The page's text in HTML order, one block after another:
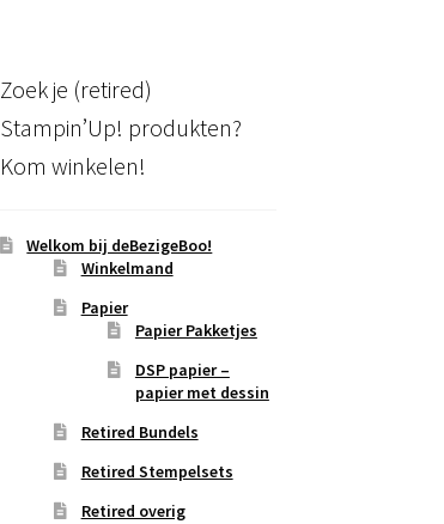
Zoek je (retired)
Stampin’Up! produkten?
Kom winkelen!
Welkom bij deBezigeBoo!
Winkelmand
Papier
Papier Pakketjes
DSP papier –
papier met dessin
Retired Bundels
Retired Stempelsets
Retired overig